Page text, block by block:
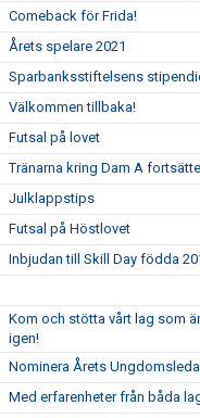
Comeback för Frida!
Årets spelare 2021
Sparbanksstiftelsens
Välkommen tillbaka!
Futsal på lovet
Tränarna kring Dam A
Julklappstips
Futsal på Höstlovet
Inbjudan till Skill Day födda
Kom och stötta vårt lag som
igen!
Nominera Årets
Med erfarenheter från båda